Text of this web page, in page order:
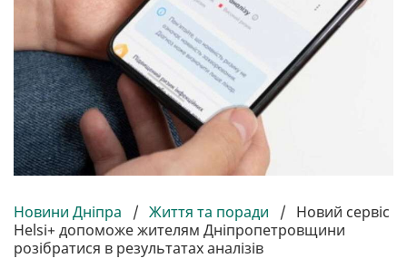
Новини Дніпра / Життя та поради / Новий сервіс
Helsi+ допоможе жителям Дніпропетровщини
розібратися в результатах аналізів